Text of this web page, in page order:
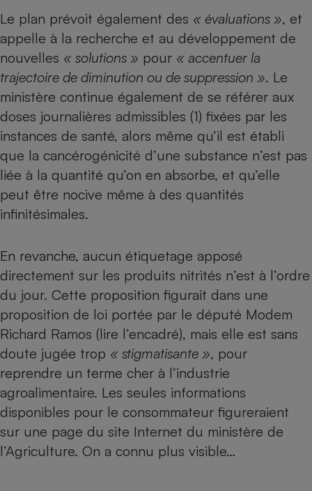
Le plan prévoit également des « évaluations », et
appelle à la recherche et au développement de
nouvelles « solutions » pour « accentuer la
trajectoire de diminution ou de suppression ». Le
ministère continue également de se référer aux
doses journalières admissibles (1) fixées par les
instances de santé, alors même qu’il est établi
que la cancérogénicité d’une substance n’est pas
liée à la quantité qu’on en absorbe, et qu’elle
peut être nocive même à des quantités
infinitésimales.
En revanche, aucun étiquetage apposé
directement sur les produits nitrités n’est à l’ordre
du jour. Cette proposition figurait dans une
proposition de loi portée par le député Modem
Richard Ramos (lire l’encadré), mais elle est sans
doute jugée trop « stigmatisante », pour
reprendre un terme cher à l’industrie
agroalimentaire. Les seules informations
disponibles pour le consommateur figureraient
sur une page du site Internet du ministère de
l’Agriculture. On a connu plus visible…